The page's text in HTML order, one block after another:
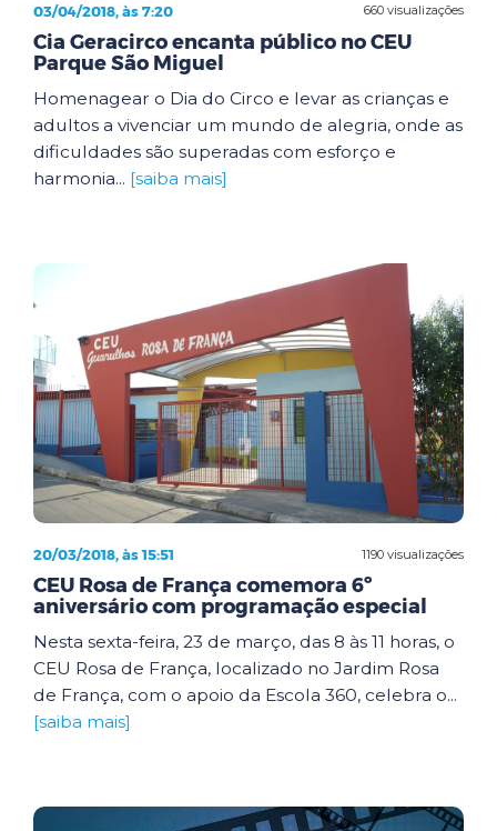
660 visualizações
03/04/2018, às 7:20
Cia Geracirco encanta público no CEU
Parque São Miguel
Homenagear o Dia do Circo e levar as crianças e
adultos a vivenciar um mundo de alegria, onde as
dificuldades são superadas com esforço e
harmonia... [saiba mais]
1190 visualizações
20/03/2018, às 15:51
CEU Rosa de França comemora 6º
aniversário com programação especial
Nesta sexta-feira, 23 de março, das 8 às 11 horas, o
CEU Rosa de França, localizado no Jardim Rosa
de França, com o apoio da Escola 360, celebra o...
[saiba mais]